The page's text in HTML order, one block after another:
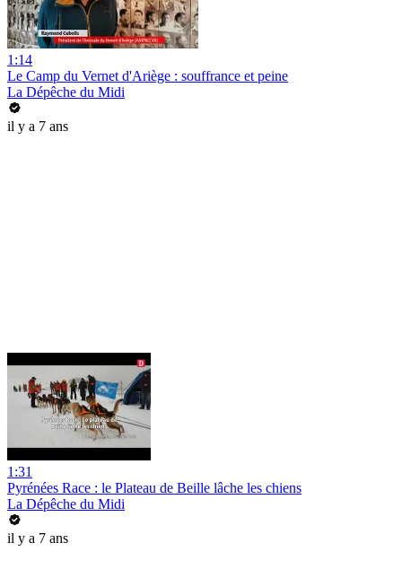
1:14
Le Camp du Vernet d'Ariège : souffrance et peine
La Dépêche du Midi
il y a 7 ans
1:31
Pyrénées Race : le Plateau de Beille lâche les chiens
La Dépêche du Midi
il y a 7 ans